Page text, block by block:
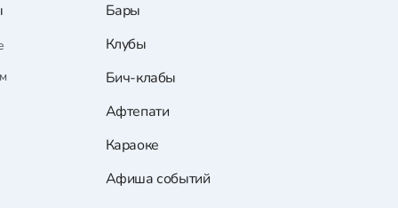
Бары
Клубы
Бич-клабы
Афтепати
Караоке
Афиша событий